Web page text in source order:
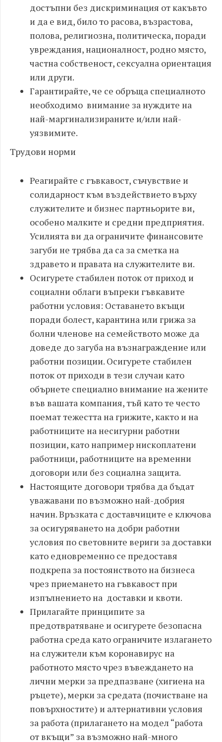
достъпни без дискриминация от какъвто
и да е вид, било то расова, възрастова,
полова, религиозна, политическа, поради
увреждания, националност, родно място,
частна собственост, сексуална ориентация
или други.
Гарантирайте, че се обръща специалното
необходимо внимание за нуждите на
най-маргинализираните и/или най-
уязвимите.
Трудови норми
Реагирайте с гъвкавост, съчувствие и
солидарност към въздействието върху
служителите и бизнес партньорите ви,
особено малките и средни предприятия.
Усилията ви да ограничите финансовите
загуби не трябва да са за сметка на
здравето и правата на служителите ви.
Осигурете стабилен поток от приход и
социални облаги въпреки гъвкавите
работни условия: Оставането вкъщи
поради болест, карантина или грижа за
болни членове на семейството може да
доведе до загуба на възнаграждение или
работни позиции. Осигурете стабилен
поток от приходи в тези случаи като
обърнете специално внимание на жените
във вашата компания, тъй като те често
поемат тежестта на грижите, както и на
работниците на несигурни работни
позиции, като например нископлатени
работници, работниците на временни
договори или без социална защита.
Настоящите договори трябва да бъдат
уважавани по възможно най-добрия
начин. Връзката с доставчиците е ключова
за осигуряването на добри работни
условия по световните вериги за доставки
като едновременно се предоставя
подкрепа за постоянството на бизнеса
чрез приемането на гъвкавост при
изпълнението на доставки и квоти.
Прилагайте принципите за
предотвратяване и осигурете безопасна
работна среда като ограничите излагането
на служители към коронавирус на
работното място чрез въвеждането на
лични мерки за предпазване (хигиена на
ръцете), мерки за средата (почистване на
повърхностите) и алтернативни условия
за работа (прилагането на модел “работа
от вкъщи” за възможно най-много